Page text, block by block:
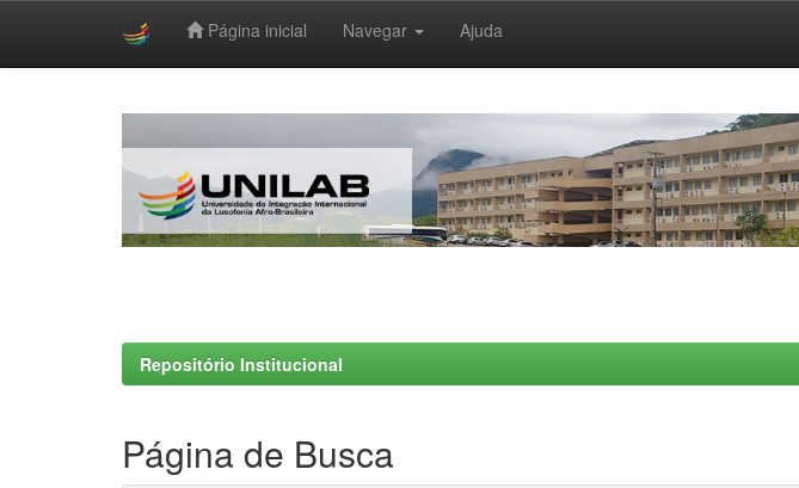
Página inicial Navegar Ajuda
Repositório Institucional
Página de Busca